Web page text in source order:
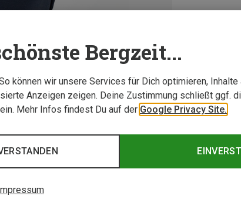
Bergzeit...
können wir unsere Services für Dich optimieren, Inhalte
Anzeigen zeigen. Deine Zustimmung schließt ggf.
ein. Mehr Infos findest Du auf der Google Privacy Site.
Impressum